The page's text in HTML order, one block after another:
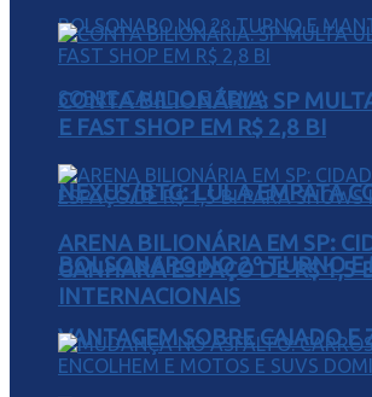
NEXUS/BTG: LULA EMPATA
BOLSONARO NO 2º TURNO
VANTAGEM SOBRE CAIADO E
CONTA BILIONÁRIA: SP
E FAST SHOP EM R$ 2,8 BI
ARENA BILIONÁRIA EM SP:
GANHARÁ ESPAÇO DE R$ 1,5
INTERNACIONAIS